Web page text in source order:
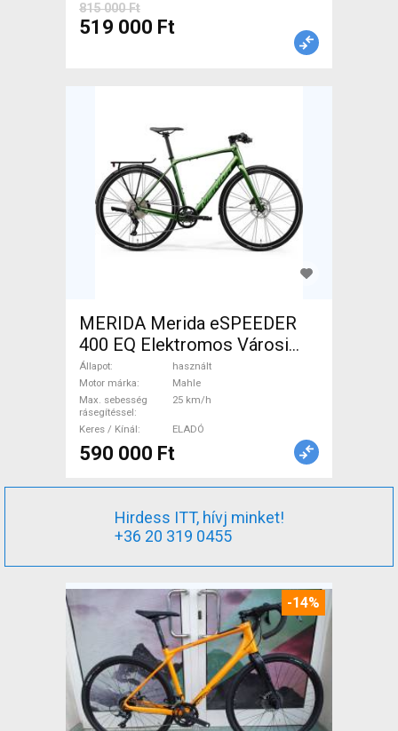
815 000 Ft
519 000 Ft
MERIDA Merida eSPEEDER
400 EQ Elektromos Városi
Mahle használt ELADÓ
Állapot
használt
Motor márka
Mahle
Max. sebesség
rásegítéssel
25 km/h
Keres / Kínál ELADÓ
590 000 Ft
Hirdess ITT, hívj minket!
+36 20 319 0455
-14%